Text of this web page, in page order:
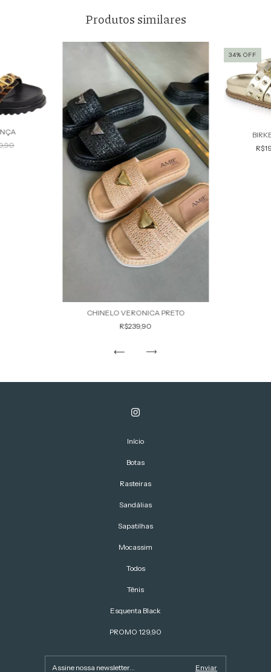
Produtos similares
CHINELO VERONICA PRETO
R$239,90
34%OFF
Início
Botas
Rasteiras
Sandálias
Sapatilhas
Mocassim
Todos
Tênis
Esquenta Black
PROMO 129,90